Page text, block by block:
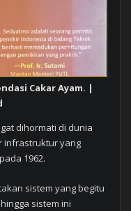
Cakar Ayam. |
dihormati di dunia
infrastruktur yang
1962.
sistem yang begitu
sistem ini